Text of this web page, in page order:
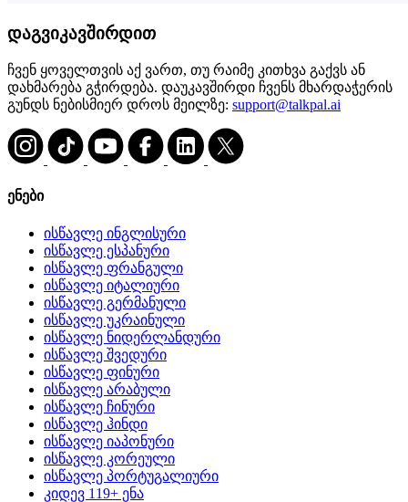
დაგვიკავშირდით
ჩვენ ყოველთვის აქ ვართ, თუ რაიმე კითხვა გაქვს ან
დახმარება გჭირდება. დაუკავშირდი ჩვენს მხარდაჭერის
გუნდს ნებისმიერ დროს მეილზე: support@talkpal.ai
ენები
ისწავლე ინგლისური
ისწავლე ესპანური
ისწავლე ფრანგული
ისწავლე იტალიური
ისწავლე გერმანული
ისწავლე უკრაინული
ისწავლე ნიდერლანდური
ისწავლე შვედური
ისწავლე ფინური
ისწავლე არაბული
ისწავლე ჩინური
ისწავლე ჰინდი
ისწავლე იაპონური
ისწავლე კორეული
ისწავლე პორტუგალიური
კიდევ 119+ ენა